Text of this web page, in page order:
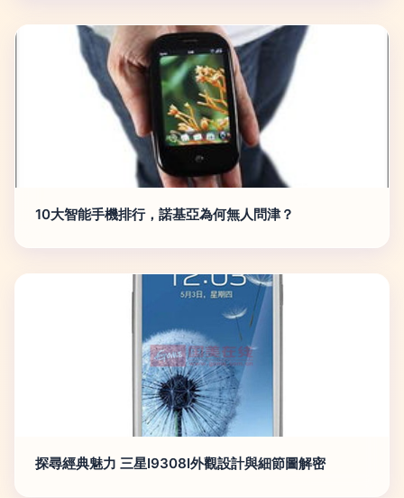
10大智能手機排行，諾基亞為何無人問津？
探尋經典魅力 三星I9308I外觀設計與細節圖解密